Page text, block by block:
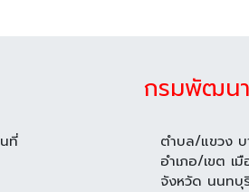
กรมพัฒนา
ที่
ตำบล/แขวง บ
อำเภอ/เขต เ
จังหวัด นนทบุ